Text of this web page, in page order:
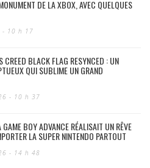
DE LA XBOX, AVEC QUELQUES
- 10 h 17
CREED BLACK FLAG RESYNCED : UN
QUI SUBLIME UN GRAND
- 10 h 37
BOY ADVANCE RÉALISAIT UN RÊVE
LA SUPER NINTENDO PARTOUT
- 14 h 48